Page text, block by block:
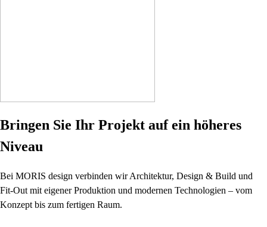
Bringen Sie Ihr Projekt auf ein höheres
Niveau
Bei MORIS design verbinden wir Architektur, Design & Build und
Fit-Out mit eigener Produktion und modernen Technologien – vom
Konzept bis zum fertigen Raum.